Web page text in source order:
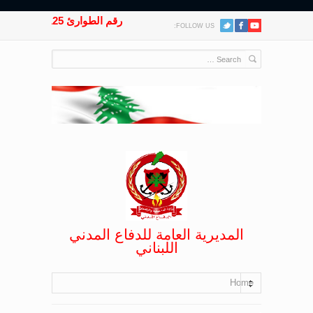
FOLLOW US: رقم الطوارئ 125
المديرية العامة للدفاع المدني
اللبناني
Home